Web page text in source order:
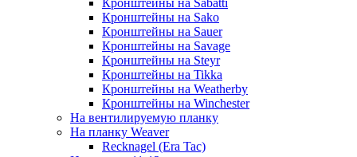
Кронштейны на Sabatti
Кронштейны на Sako
Кронштейны на Sauer
Кронштейны на Savage
Кронштейны на Steyr
Кронштейны на Tikka
Кронштейны на Weatherby
Кронштейны на Winchester
На вентилируемую планку
На планку Weaver
Recknagel (Era Tac)